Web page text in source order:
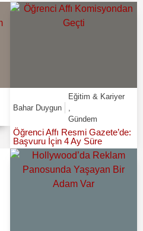
Bahar Duygun
Eğitim & Kariyer
Gündem
Öğrenci Affı Resmi Gazete’de:
Başvuru İçin 4 Ay Süre